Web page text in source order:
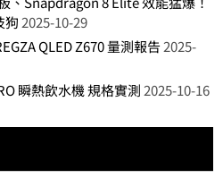
狗 2025-10-29
QLED Z670 量測報告2025-
瞬熱飲水機 規格實測 2025-10-16